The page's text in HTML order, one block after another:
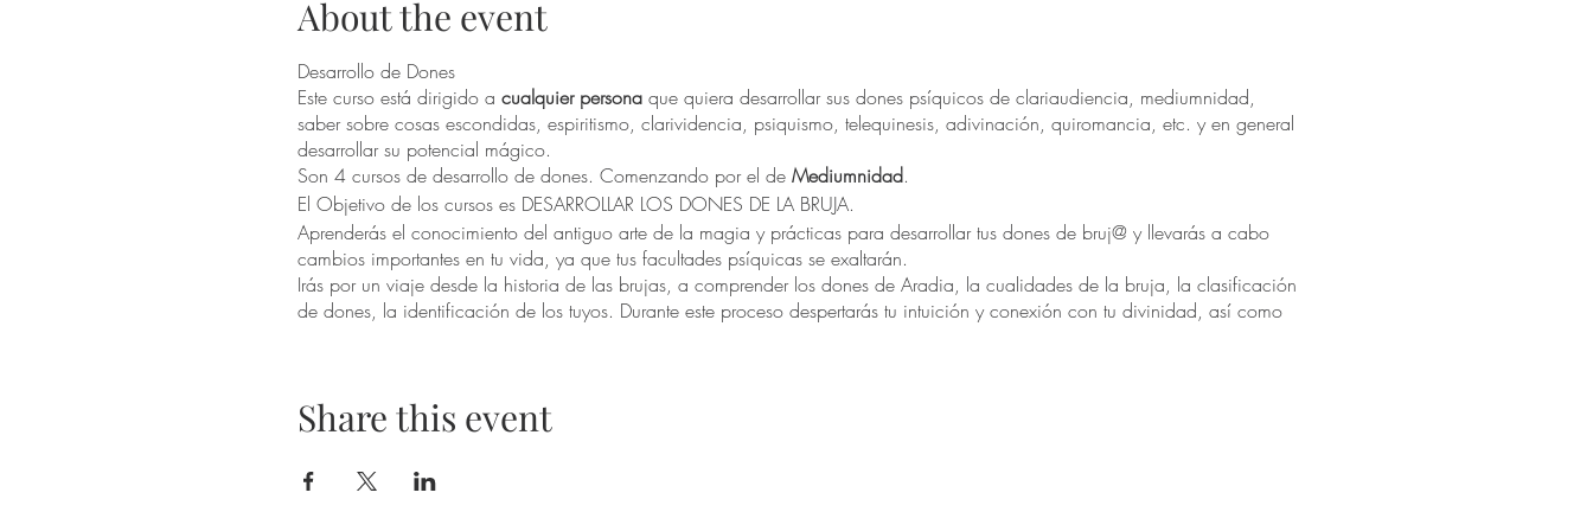
About the event
Desarrollo de Dones
Este curso está dirigido a cualquier personaque quiera desarrollar sus dones psíquicos de clariaudiencia, mediumnidad,
saber sobre cosas escondidas, espiritismo, clarividencia, psiquismo, telequinesis, adivinación, quiromancia, etc. y en general
desarrollar su potencial mágico.
Son 4 cursos de desarrollo de dones. Comenzando por el de Mediumnidad.
El Objetivo de los cursos es DESARROLLAR LOS DONES DE LA BRUJA.
Aprenderás el conocimiento del antiguo arte de la magia y prácticas para desarrollar tus dones de bruj@ y llevarás a cabo
cambios importantes en tu vida, ya que tus facultades psíquicas se exaltarán.
Irás por un viaje desde la historia de las brujas, a comprender los dones de Aradia, la cualidades de la bruja, la clasificación
de dones, la identificación de los tuyos. Durante este proceso despertarás tu intuición y conexión con tu divinidad, así como
Share this event